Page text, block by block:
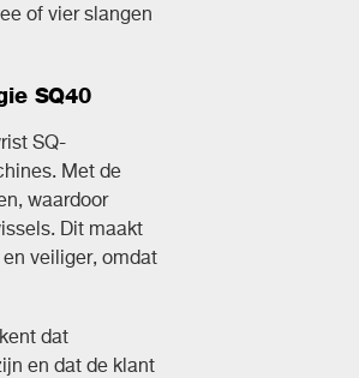
of vier slangen
SQ40
SQ-
Met de
waardoor
Dit maakt
veiliger, omdat
dat
en dat de klant